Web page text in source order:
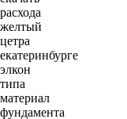
расхода
желтый
цетра
екатеринбурге
элкон
типа
материал
фундамента